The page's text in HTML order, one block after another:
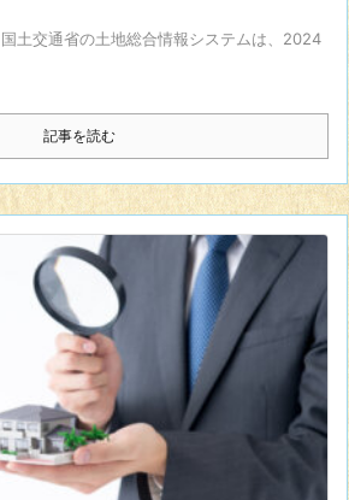
土交通省の土地総合情報システムは、2024
記事を読む